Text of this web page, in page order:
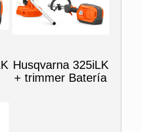
Husqvarna 325iLK
+ trimmer Batería